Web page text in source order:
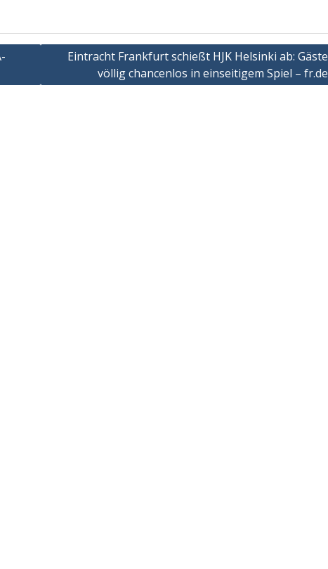
Eintracht Frankfurt schießt HJK Helsinki ab: Gäste
völlig chancenlos in einseitigem Spiel – fr.de